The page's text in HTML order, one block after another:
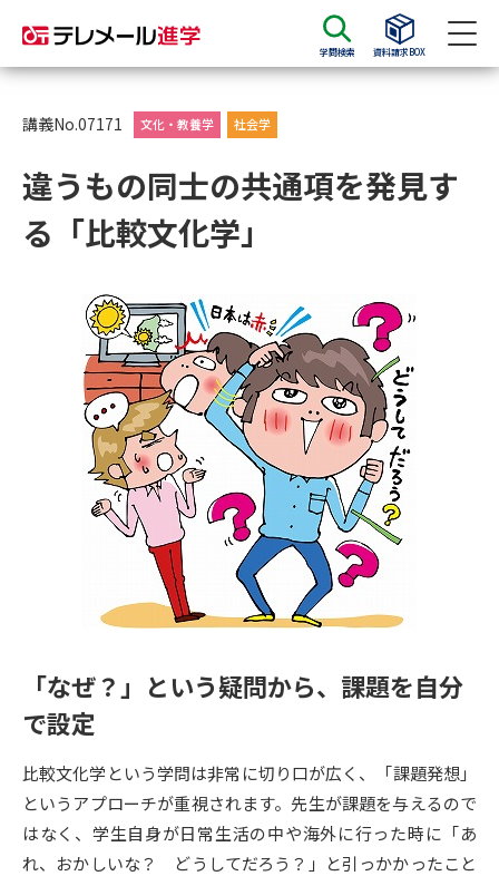
学問検索 資料請求BOX
資料請求
大学・短大の資料種類から請求
総合型選抜・学校推薦型選抜 募
集要項＆願書
大学入学共通テスト利用選抜の
募集要項＆願書
過去問題集
大学・短大以外の資料から請求
専門学校の資料請求 大学院の資料請求
留学・進学関連、塾・予備校
大学入学共通テスト「受験案
内」の請求
大学入学共通テスト「受験上の
配慮案内」の請求
高等学校卒業程度認定試験
幼稚園教員資格認定試験 小学校教員資格認定試験
高等学校（情報）教員資格認定
大学研究 大学検索
講義No.07171 文化・教養学 社会学
違うもの同士の共通項を発見す
る「比較文化学」
「なぜ？」という疑問から、課題を自分
で設定
比較文化学という学問は非常に切り口が広く、「課題発想」
というアプローチが重視されます。先生が課題を与えるので
はなく、学生自身が日常生活の中や海外に行った時に「あ
れ、おかしいな？ どうしてだろう？」と引っかかったこと